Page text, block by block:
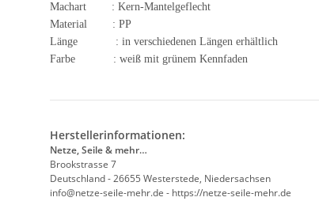
Machart : Kern-Mantelgeflecht
Material : PP
Länge : in verschiedenen Längen erhältlich
Farbe : weiß mit grünem Kennfaden
Herstellerinformationen:
Netze, Seile & mehr…
Brookstrasse 7
Deutschland - 26655 Westerstede, Niedersachsen
info@netze-seile-mehr.de - https://netze-seile-mehr.de